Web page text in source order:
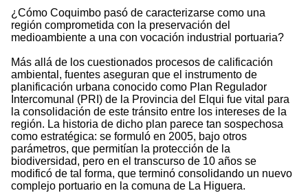
¿Cómo Coquimbo pasó de caracterizarse como una
región comprometida con la preservación del
medioambiente a una con vocación industrial portuaria?
Más allá de los cuestionados procesos de calificación
ambiental, fuentes aseguran que el instrumento de
planificación urbana conocido como Plan Regulador
Intercomunal (PRI) de la Provincia del Elqui fue vital para
la consolidación de este tránsito entre los intereses de la
región. La historia de dicho plan parece tan sospechosa
como estratégica: se formuló en 2005, bajo otros
parámetros, que permitían la protección de la
biodiversidad, pero en el transcurso de 10 años se
modificó de tal forma, que terminó consolidando un nuevo
complejo portuario en la comuna de La Higuera.